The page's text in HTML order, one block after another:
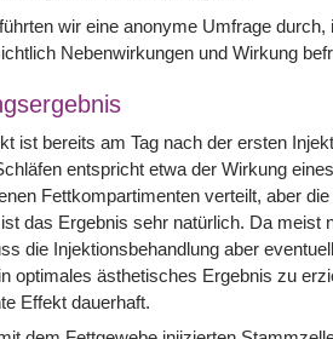
wir eine anonyme Umfrage
Nebenwirkungen und Wirkung
ist bereits am Tag nach der ersten
entspricht etwa der Wirkung
Fettkompartimenten verteilt, aber
das Ergebnis sehr natürlich. Da meist
die Injektionsbehandlung aber
optimales ästhetisches Ergebnis zu
Effekt dauerhaft.